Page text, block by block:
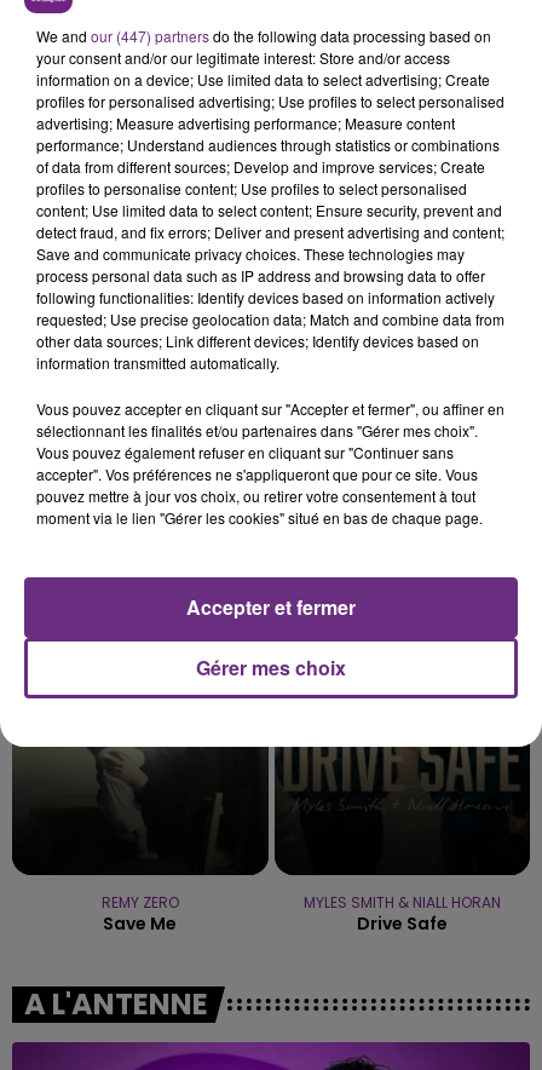
LA CENTRALE NUCLÉAIRE DE CHOOZ
TOUJOURS À L'ARRÊT
Cela fait déjà une semaine que la centrale
nucléaire ardennaise est à l'arrêt. Une situation
justifiée par la sécheresse intense qui est toujours
présente.
TITRES DIFFUSÉS
21h54
21h54
Austin
21h52
21h52
MELODY
REMY ZERO
Save Me
MYLES SMITH & NIALL HORAN
Drive Safe
A L'ANTENNE
We and our (447) partnersdo the following data processing based on
your consent and/or our legitimate interest: Store and/or access
information on a device; Use limited data to select advertising; Create
profiles for personalised advertising; Use profiles to select personalised
advertising; Measure advertising performance; Measure content
performance; Understand audiences through statistics or combinations
of data from different sources; Develop and improve services; Create
profiles to personalise content; Use profiles to select personalised
content; Use limited data to select content; Ensure security, prevent and
detect fraud, and fix errors; Deliver and present advertising and content;
Save and communicate privacy choices. These technologies may
process personal data such as IP address and browsing data to offer
following functionalities: Identify devices based on information actively
requested; Use precise geolocation data; Match and combine data from
other data sources; Link different devices; Identify devices based on
information transmitted automatically.
Vous pouvez accepter en cliquant sur "Accepter et fermer", ou affiner en
sélectionnant les finalités et/ou partenaires dans "Gérer mes choix".
Vous pouvez également refuser en cliquant sur "Continuer sans
accepter". Vos préférences ne s'appliqueront que pour ce site. Vous
pouvez mettre à jour vos choix, ou retirer votre consentement à tout
moment via le lien "Gérer les cookies" situé en bas de chaque page.
Gérer mes choix
Accepter et fermer